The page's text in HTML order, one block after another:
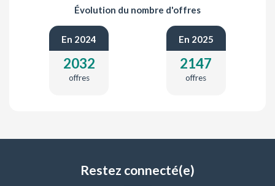
Évolution du nombre d'offres
En 2024
2032
offres
En 2025
2147
offres
Restez connecté(e)